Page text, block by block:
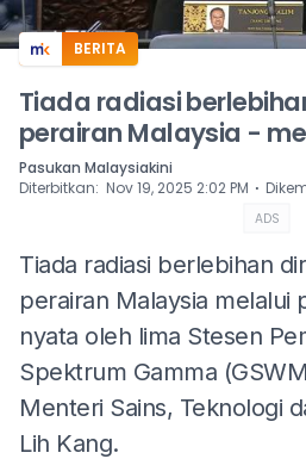
BERITA
Tiada radiasi
perairan Malaysia -
Pasukan Malaysiakini
Diterbitkan: Nov 19, 2025 2:02 PM ⋅
ADS
Tiada radiasi berlebihan
perairan Malaysia melalui
nyata oleh lima Stesen
Spektrum Gamma
Menteri Sains, Teknologi
Lih Kang.